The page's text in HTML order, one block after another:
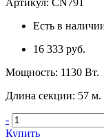
Есть в
16 333 руб.
Мощность: 1130 Вт.
Длина секции: 57 м.
-
Купить